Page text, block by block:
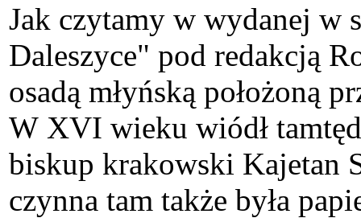
Jak czytamy w wydanej w
Daleszyce" pod redakcją
osadą młyńską położoną
W XVI wieku wiódł
biskup krakowski Kajetan
czynna tam także była